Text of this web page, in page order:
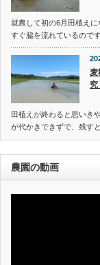
就農して初の6月田植え
すぐ脇を流れているので
田植えが終わると思いき
が代かきできずで、残す
農園の動画